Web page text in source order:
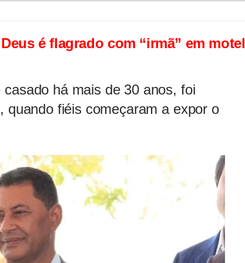
é flagrado com “irmã” em motel
há mais de 30 anos, foi
quando fiéis começaram a expor o